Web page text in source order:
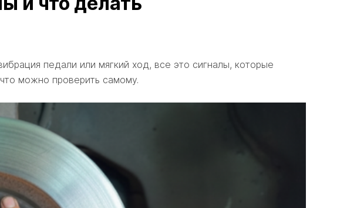
педали или мягкий ход, все это сигналы, которые
можно проверить самому.